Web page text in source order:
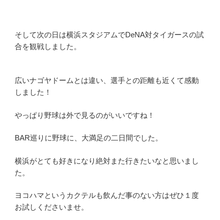
そして次の日は横浜スタジアムでDeNA対タイガースの試
合を観戦しました。
広いナゴヤドームとは違い、選手との距離も近くて感動
しました！
やっぱり野球は外で見るのがいいですね！
BAR巡りに野球に、大満足の二日間でした。
横浜がとても好きになり絶対また行きたいなと思いまし
た。
ヨコハマというカクテルも飲んだ事のない方はぜひ１度
お試しくださいませ。